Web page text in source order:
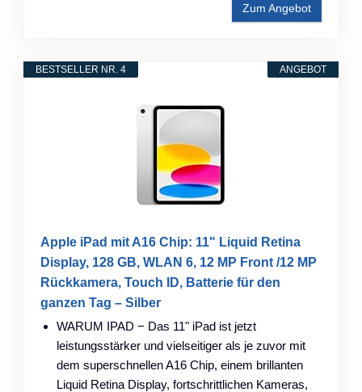
Zum Angebot
ANGEBOT
BESTSELLER NR. 4
Apple iPad mit A16 Chip: 11" Liquid Retina
Display, 128 GB, WLAN 6, 12 MP Front /12 MP
Rückkamera, Touch ID, Batterie für den
ganzen Tag – Silber
WARUM IPAD − Das 11" iPad ist jetzt
leistungsstärker und vielseitiger als je zuvor mit
dem superschnellen A16 Chip, einem brillanten
Liquid Retina Display, fortschrittlichen Kameras,